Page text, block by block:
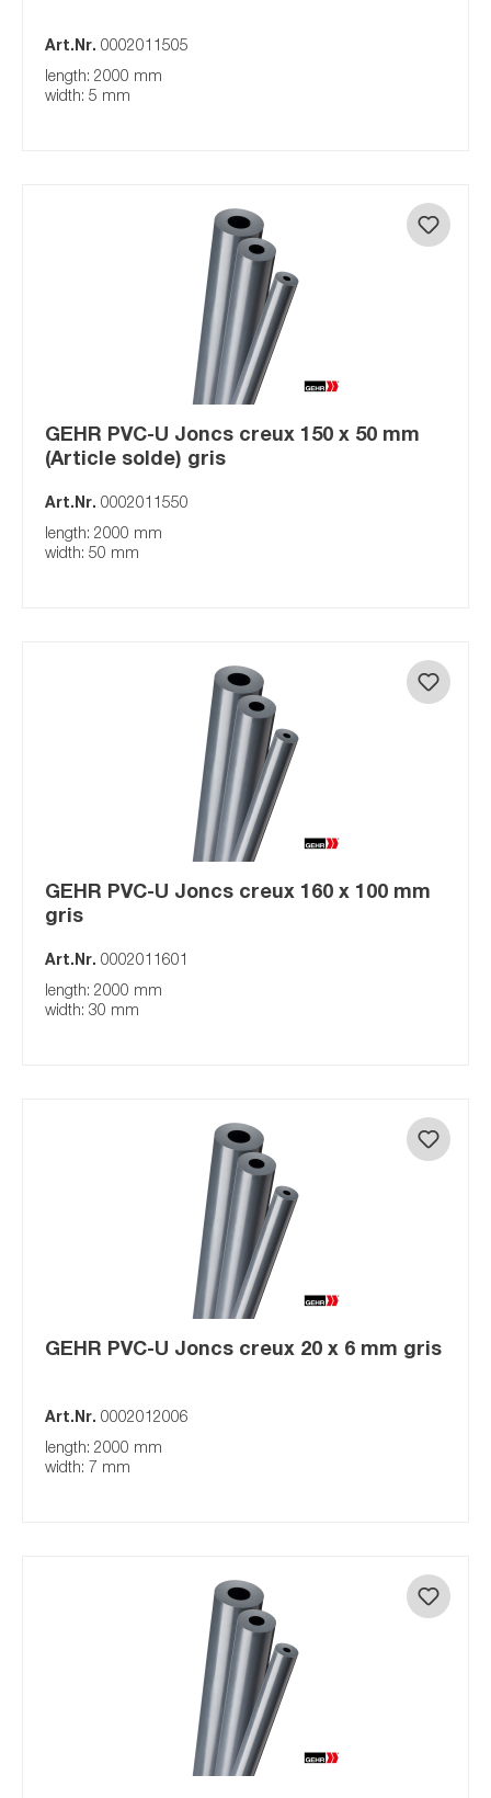
Art.Nr. 0002011505
length: 2000 mm
width: 5 mm
GEHR PVC-U Joncs creux 150 x 50 mm
(Article solde) gris
Art.Nr. 0002011550
length: 2000 mm
width: 50 mm
GEHR PVC-U Joncs creux 160 x 100 mm
gris
Art.Nr. 0002011601
length: 2000 mm
width: 30 mm
GEHR PVC-U Joncs creux 20 x 6 mm gris
Art.Nr. 0002012006
length: 2000 mm
width: 7 mm